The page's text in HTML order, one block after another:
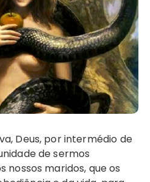
de sermos
nossos maridos, que os